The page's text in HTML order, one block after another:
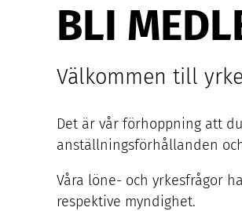
BLI
Välkommen till
Det är vår förhoppning att
anställningsförhållanden
Våra löne- och yrkesfrågor
respektive myndighet.